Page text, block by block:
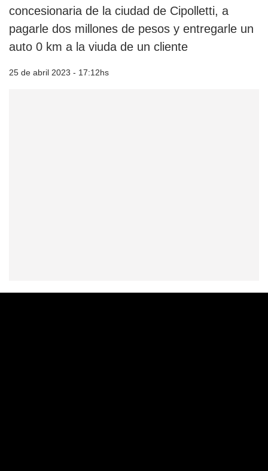
concesionaria de la ciudad de Cipolletti, a
pagarle dos millones de pesos y entregarle un
auto 0 km a la viuda de un cliente
25 de abril 2023 - 17:12hs